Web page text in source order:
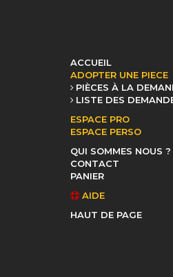
ACCUEIL
ADOPTER UNE PIECE
PIÈCES À LA
LISTE DES
ESPACE PRO
ESPACE PERSO
QUI SOMMES NOUS ?
CONTACT
PANIER
AIDE
HAUT DE PAGE